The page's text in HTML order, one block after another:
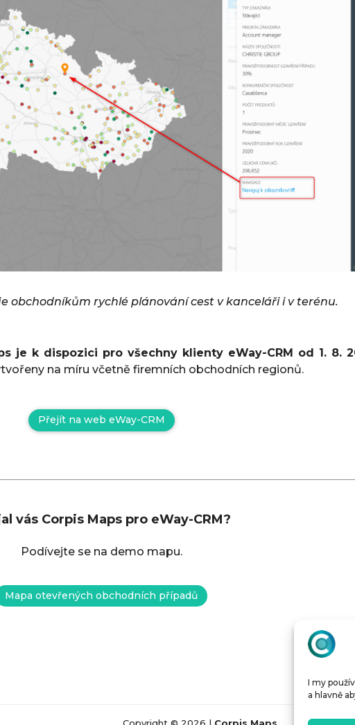
I my
a hlavně
obchodníkům rychlé plánování cest v kanceláři i v terénu.
je k dispozici pro všechny klienty eWay-CRM od 1. 8.
na míru včetně firemních obchodních regionů.
Přejít na web eWay-CRM
vás Corpis Maps pro eWay-CRM?
Podívejte se na demo mapu.
Mapa otevřených obchodních případů